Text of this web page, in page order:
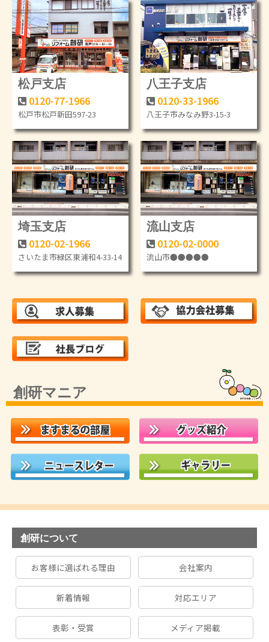
松戸支店
0120-77-1966
松戸市松戸新田597-23
八王子支店
0120-33-1966
八王子市みなみ野3-15-3
埼玉支店
0120-02-1966
さいたま市緑区東浦和4-33-14
流山支店
0120-02-0000
流山市●●●●●
創研マニア
創研について
お客様に選ばれる理由 会社案内
新着情報 対応エリア
表彰・受賞 メディア掲載